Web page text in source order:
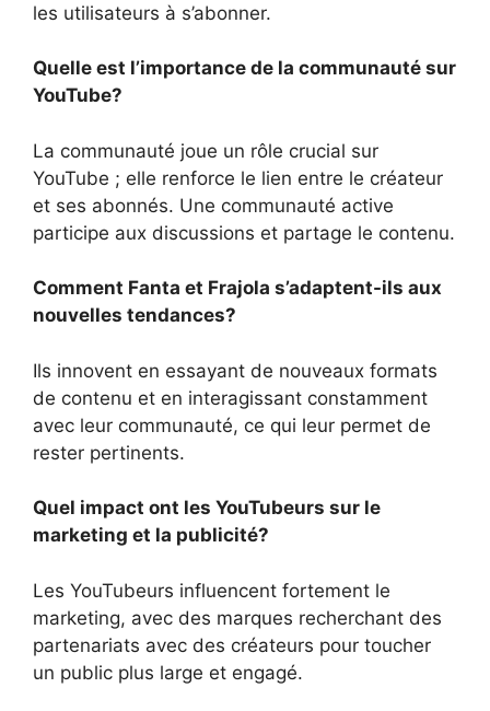
les utilisateurs à s’abonner.
Quelle est l’importance de la communauté sur
YouTube?
La communauté joue un rôle crucial sur
YouTube ; elle renforce le lien entre le créateur
et ses abonnés. Une communauté active
participe aux discussions et partage le contenu.
Comment Fanta et Frajola s’adaptent-ils aux
nouvelles tendances?
Ils innovent en essayant de nouveaux formats
de contenu et en interagissant constamment
avec leur communauté, ce qui leur permet de
rester pertinents.
Quel impact ont les YouTubeurs sur le
marketing et la publicité?
Les YouTubeurs influencent fortement le
marketing, avec des marques recherchant des
partenariats avec des créateurs pour toucher
un public plus large et engagé.